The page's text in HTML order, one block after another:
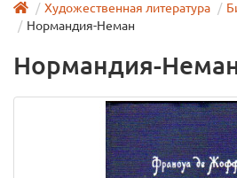
Художественная литература
Нормандия-Неман
Нормандия-